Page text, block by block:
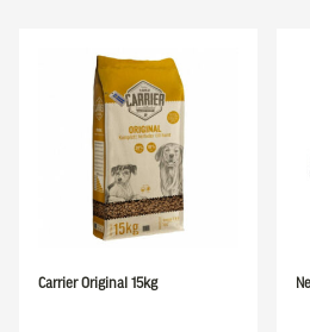
Carrier Original 15kg